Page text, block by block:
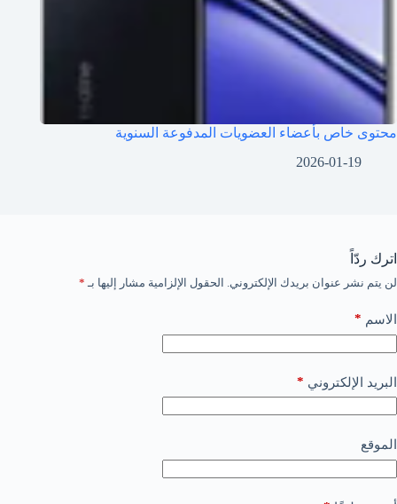
محتوى خاص بأعضاء العضويات المدفوعة السنوية
2026-01-19
اترك ردّاً
لن يتم نشر عنوان بريدك الإلكتروني. الحقول الإلزامية مشار إليها بـ *
الاسم *
البريد الإلكتروني *
الموقع